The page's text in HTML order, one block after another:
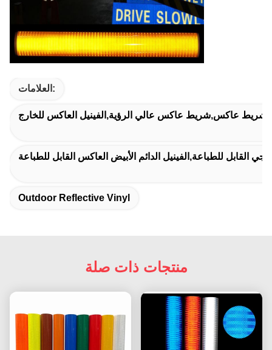
العلامات:
شريط عاكس,شريط عاكس عالي الرؤية,الفينيل العاكس للخارج
القابل للطباعة,الفينيل الدائم الأبيض العاكس القابل للطباعة
Outdoor Reflective Vinyl
منتجات ذات صلة